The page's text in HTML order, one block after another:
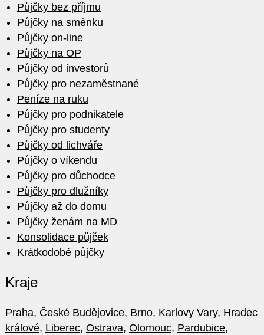
Půjčky bez příjmu
Půjčky na směnku
Půjčky on-line
Půjčky na OP
Půjčky od investorů
Půjčky pro nezaměstnané
Peníze na ruku
Půjčky pro podnikatele
Půjčky pro studenty
Půjčky od lichváře
Půjčky o víkendu
Půjčky pro důchodce
Půjčky pro dlužníky
Půjčky až do domu
Půjčky ženám na MD
Konsolidace půjček
Krátkodobé půjčky
Kraje
Praha, České Budějovice, Brno, Karlovy Vary, Hradec
králové, Liberec, Ostrava, Olomouc, Pardubice,